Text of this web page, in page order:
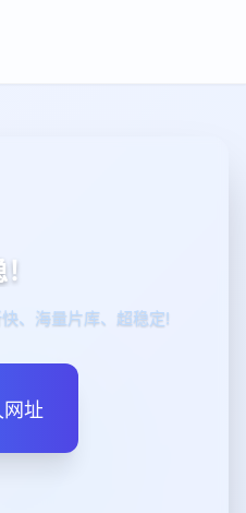
、海量片库、超稳定!
网址